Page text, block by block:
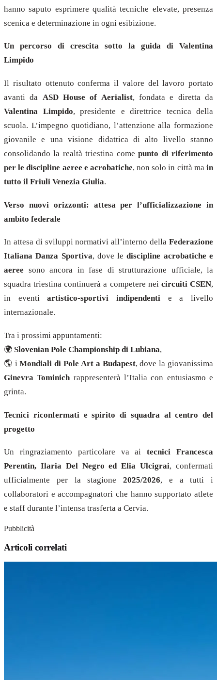
hanno saputo esprimere qualità tecniche elevate, presenza
scenica e determinazione in ogni esibizione.
Un percorso di crescita sotto la guida di Valentina
Limpido
Il risultato ottenuto conferma il valore del lavoro portato
avanti da ASD House of Aerialist, fondata e diretta da
Valentina Limpido, presidente e direttrice tecnica della
scuola. L’impegno quotidiano, l’attenzione alla formazione
giovanile e una visione didattica di alto livello stanno
consolidando la realtà triestina comepunto di riferimento
per le discipline aeree e acrobatiche, non solo in città main
tutto il Friuli Venezia Giulia.
Verso nuovi orizzonti: attesa per l’ufficializzazione in
ambito federale
In attesa di sviluppi normativi all’interno della Federazione
Italiana Danza Sportiva, dove lediscipline acrobatiche e
aeree sono ancora in fase di strutturazione ufficiale, la
squadra triestina continuerà a competere nei circuiti CSEN,
in eventiartistico-sportivi indipendenti e a livello
internazionale.
Tra i prossimi appuntamenti:
🌍 Slovenian Pole Championship di Lubiana,
🌎 iMondiali di Pole Art a Budapest, dove la giovanissima
Ginevra Tominichrappresenterà l’Italia con entusiasmo e
grinta.
Tecnici riconfermati e spirito di squadra al centro del
progetto
Un ringraziamento particolare va aitecnici Francesca
Perentin, Ilaria Del Negro ed Elia Ulcigrai, confermati
ufficialmente per la stagione 2025/2026, e a tutti i
collaboratori e accompagnatori che hanno supportato atlete
e staff durante l’intensa trasferta a Cervia.
Pubblicità
Articoli correlati